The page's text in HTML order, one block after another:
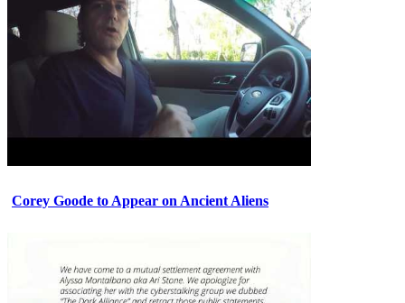
Corey Goode to Appear on Ancient Aliens